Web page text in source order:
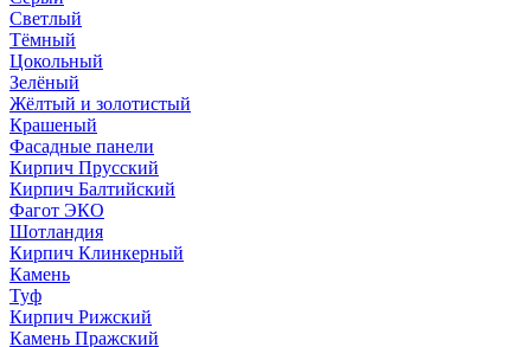
Светлый
Тёмный
Цокольный
Зелёный
Жёлтый и золотистый
Крашеный
Фасадные панели
Кирпич Прусский
Кирпич Балтийский
Фагот ЭКО
Шотландия
Кирпич Клинкерный
Камень
Туф
Кирпич Рижский
Камень Пражский